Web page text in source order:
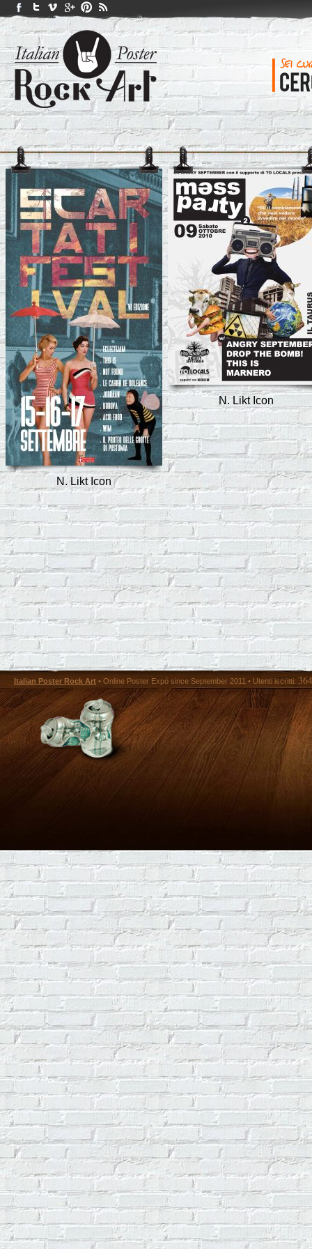
N. Likt Icon
N. Likt Icon
Italian Poster Rock Art • Online Poster Expó since September 2011 • Utenti iscritti: 364